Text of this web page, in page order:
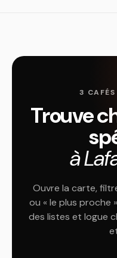
3
Trouve
à
Ouvre la carte,
ou « le plus proche
des listes et logue